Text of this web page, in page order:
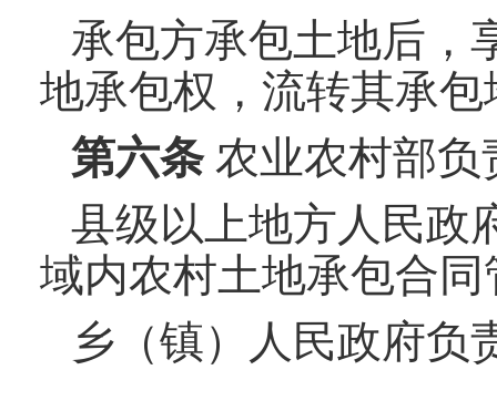
承包方承包土地后，
地承包权，流转其承
第六条 农业农村部负
县级以上地方人民政
域内农村土地承包合同
乡（镇）人民政府负